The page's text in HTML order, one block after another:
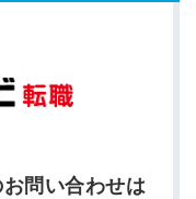
問い合わせは